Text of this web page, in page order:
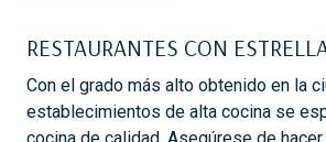
RESTAURANTES CON
Con el grado más alto obtenido en la
establecimientos de alta cocina se
cocina de calidad. Asegúrese de